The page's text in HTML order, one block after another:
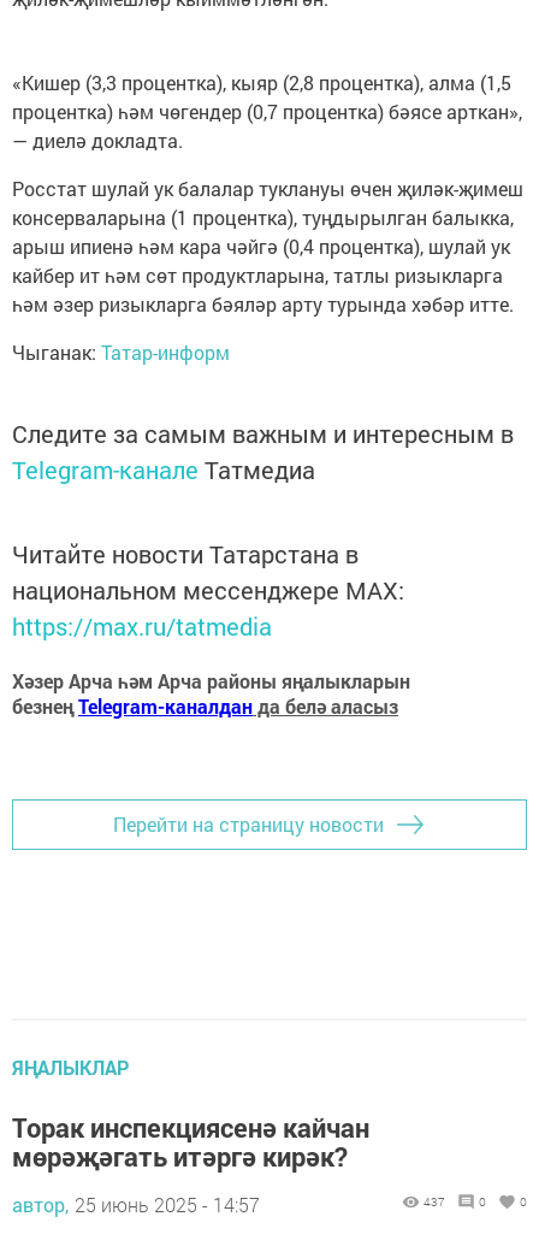
«Кишер (3,3 процентка), кыяр (2,8 процентка), алма (1,5
процентка) һәм чөгендер (0,7 процентка) бәясе арткан»,
— диелә докладта.
Росстат шулай ук балалар туклануы өчен җиләк-җимеш
консерваларына (1 процентка), туңдырылган балыкка,
арыш ипиенә һәм кара чәйгә (0,4 процентка), шулай ук
кайбер ит һәм сөт продуктларына, татлы ризыкларга
һәм әзер ризыкларга бәяләр арту турында хәбәр итте.
Чыганак: Татар-информ
Следите за самым важным и интересным в
Telegram-канале Татмедиа
Читайте новости Татарстана в
национальном мессенджере MАХ:
https://max.ru/tatmedia
Хәзер Арча һәм Арча районы яңалыкларын
безнеңTelegram-каналданда белә аласыз
Перейти на страницу новости
ЯҢАЛЫКЛАР
Торак инспекцияcенә кайчан
мөрәҗәгать итәргә кирәк?
автор, 25 июнь 2025 - 14:57 437 0 0